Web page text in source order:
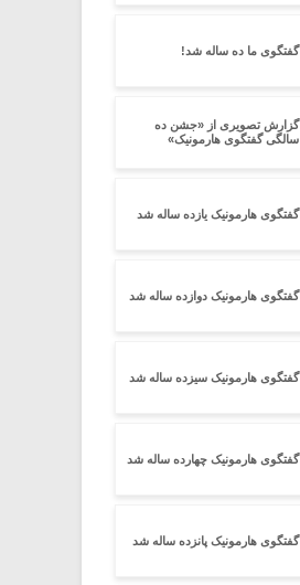
گفتگوی ما ده ساله شد!
گزارش تصویری از «جشن ده
سالگی گفتگوی هارمونیک»
گفتگوی هارمونیک یازده ساله شد
گفتگوی هارمونیک دوازده ساله شد
گفتگوی هارمونیک سیزده ساله شد
گفتگوی هارمونیک چهارده ساله شد
گفتگوی هارمونیک پانزده ساله شد